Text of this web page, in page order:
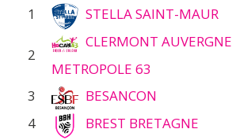
1
STELLA SAINT-MAUR
2
CLERMONT AUVERGNE
METROPOLE 63
3 BESANCON
4
BREST BRETAGNE